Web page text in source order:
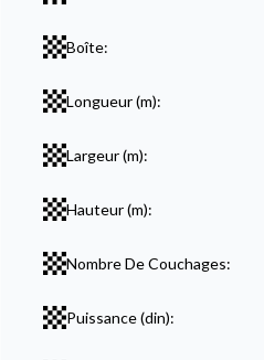
Boîte:
Longueur (m):
Largeur (m):
Hauteur (m):
Nombre De Couchages:
Puissance (din):